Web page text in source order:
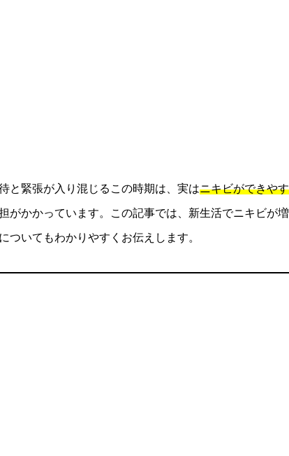
と緊張が入り混じるこの時期は、実はニキビができやす
がかかっています。この記事では、新生活でニキビが増
いてもわかりやすくお伝えします。